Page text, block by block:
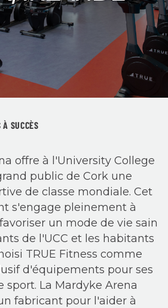
SUCCÈS
offre à l'University College
public de Cork une
de classe mondiale. Cet
s'engage pleinement à
un mode de vie sain
de l'UCC et les habitants
TRUE Fitness comme
d'équipements pour ses
sport. La Mardyke Arena
fabricant pour l'aider à